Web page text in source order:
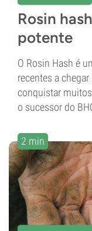
Rosin
potente
O Rosin Hash é
recentes a
conquistar
o sucessor do
2 min